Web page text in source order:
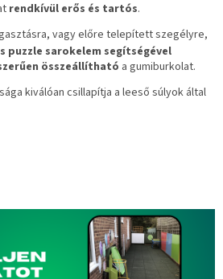
rendkívül erős és tartós.
vagy előre telepített szegélyre,
puzzle sarokelem segítségével
összeállítható a gumiburkolat.
kiválóan csillapítja a leeső súlyok által